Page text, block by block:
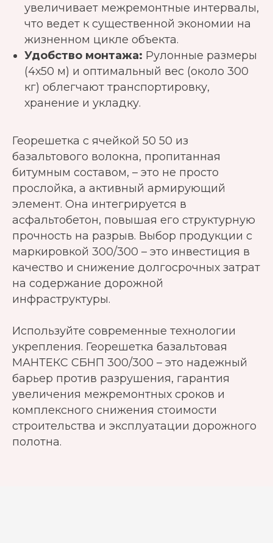
увеличивает межремонтные интервалы,
что ведет к существенной экономии на
жизненном цикле объекта.
Удобство монтажа: Рулонные размеры
(4х50 м) и оптимальный вес (около 300
кг) облегчают транспортировку,
хранение и укладку.
Георешетка с ячейкой 50 50 из
базальтового волокна, пропитанная
битумным составом, – это не просто
прослойка, а активный армирующий
элемент. Она интегрируется в
асфальтобетон, повышая его структурную
прочность на разрыв. Выбор продукции с
маркировкой 300/300 – это инвестиция в
качество и снижение долгосрочных затрат
на содержание дорожной
инфраструктуры.
Используйте современные технологии
укрепления. Георешетка базальтовая
МАНТЕКС СБНП 300/300 – это надежный
барьер против разрушения, гарантия
увеличения межремонтных сроков и
комплексного снижения стоимости
строительства и эксплуатации дорожного
полотна.